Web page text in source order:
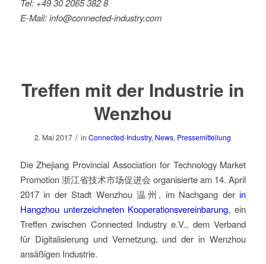
Tel: +49 30 2065 382 8
E-Mail:info@connected-industry.com
Treffen mit der Industrie in
Wenzhou
2. Mai 2017 / inConnected-Industry, News, Pressemitteilung
Die Zhejiang Provincial Association for Technology Market
Promotion 浙江省技术市场促进会 organisierte am 14. April
2017 in der Stadt Wenzhou 温州, im Nachgang derin
Hangzhou unterzeichneten Kooperationsvereinbarung, ein
Treffen zwischen Connected Industry e.V., dem Verband
für Digitalisierung und Vernetzung, und der in Wenzhou
ansäßigen Industrie.